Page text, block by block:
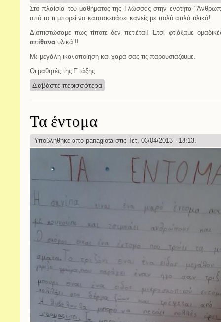
Στα πλαίσια του μαθήματος της Γλώσσας στην ενότητα
από το τι μπορεί να κατασκευάσει κανείς με πολύ απλά υλικά!
Διαπιστώσαμε πως τίποτε δεν πετιέται! Έτσι φτιάξαμε
απίθανα υλικά!!!
Με μεγάλη ικανοποίηση και χαρά σας τις παρουσιάζουμε.
Οι μαθητές της Γ΄τάξης
Διαβάστε περισσότερα
Τα έντομα
Υποβλήθηκε από panagiotaστις Τετ, 03/04/2013 - 18:13.